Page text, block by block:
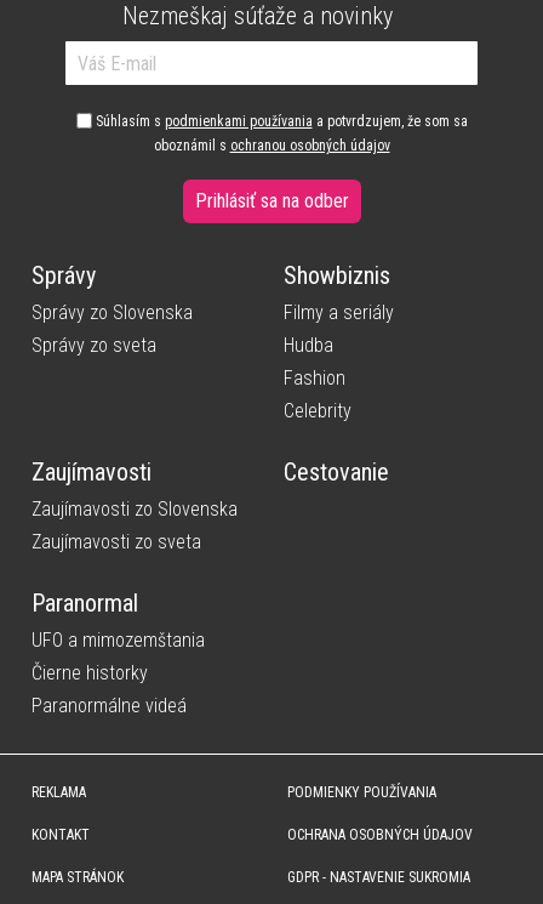
Nezmeškaj súťaže a novinky
Súhlasím s podmienkami používania a potvrdzujem, že som sa
oboznámil s ochranou osobných údajov
Prihlásiť sa na odber
Správy
Správy zo Slovenska
Správy zo sveta
Showbiznis
Filmy a seriály
Hudba
Fashion
Celebrity
Zaujímavosti
Zaujímavosti zo Slovenska
Zaujímavosti zo sveta
Cestovanie
Paranormal
UFO a mimozemštania
Čierne historky
Paranormálne videá
REKLAMA
KONTAKT
MAPA STRÁNOK
PODMIENKY POUŽÍVANIA
OCHRANA OSOBNÝCH ÚDAJOV
GDPR - NASTAVENIE SUKROMIA